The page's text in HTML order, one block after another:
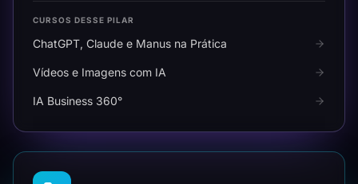
CURSOS DESSE PILAR
ChatGPT, Claude e Manus na Prática
Vídeos e Imagens com IA
IA Business 360°